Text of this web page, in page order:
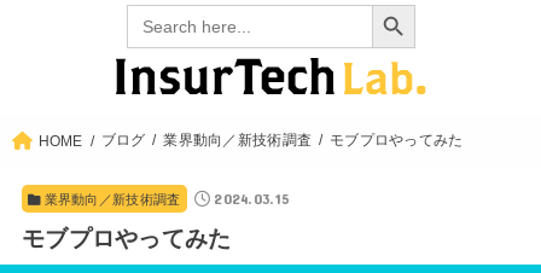
Search
for:
HOME ブログ 業界動向／新技術調査 モブプロやってみた
業界動向／新技術調査 2024.03.15
モブプロやってみた